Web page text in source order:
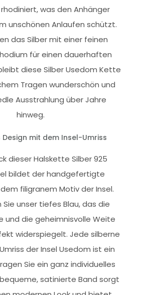
was den Anhänger
unschönen Anlaufen schützt.
das Silber mit einer feinen
für einen dauerhaften
diese Silber Usedom Kette
Tragen wunderschön und
Ausstrahlung über Jahre
hinweg.
Design mit dem Insel-Umriss
dieser Halskette Silber 925
bildet der handgefertigte
filigranem Motiv der Insel.
Sie unser tiefes Blau, das die
und die geheimnisvolle Weite
widerspiegelt. Jede silberne
der Insel Usedom ist ein
Sie ein ganz individuelles
satinierte Band sorgt